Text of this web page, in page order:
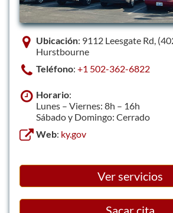
Ubicación: 9112 Leesgate Rd,
Hurstbourne
Teléfono: +1 502-362-6822
Horario:
Lunes – Viernes: 8h – 16h
Sábado y Domingo: Cerrado
Web: ky.gov
Ver servicios
Sacar cita